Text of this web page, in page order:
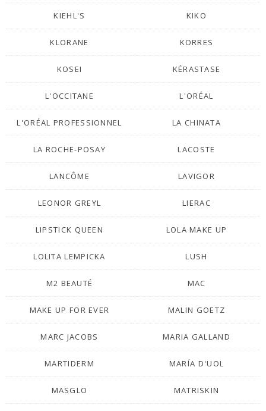
KIEHL'S KIKO
KLORANE KORRES
KOSEI KÉRASTASE
L'OCCITANE L'ORÉAL
L'ORÉAL PROFESSIONNEL LA CHINATA
LA ROCHE-POSAY LACOSTE
LANCÔME LAVIGOR
LEONOR GREYL LIERAC
LIPSTICK QUEEN LOLA MAKE UP
LOLITA LEMPICKA LUSH
M2 BEAUTÉ MAC
MAKE UP FOR EVER MALIN GOETZ
MARC JACOBS MARIA GALLAND
MARTIDERM MARÍA D'UOL
MASGLO MATRISKIN